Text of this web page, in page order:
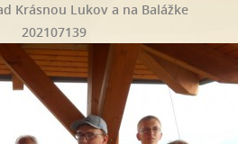
Krásnou Lukov a na Balážke
202107139